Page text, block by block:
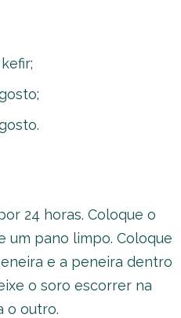
24 horas. Coloque o
pano limpo. Coloque
e a peneira dentro
o soro escorrer na
o outro.